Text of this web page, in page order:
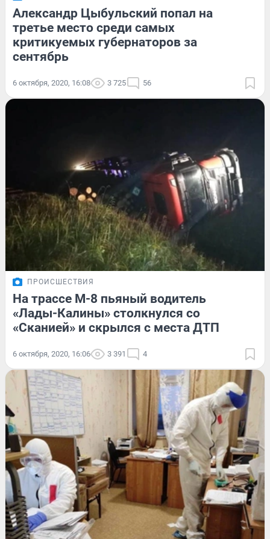
Александр Цыбульский попал на
третье место среди самых
критикуемых губернаторов за
сентябрь
6 октября, 2020, 16:08 3 725 56
ПРОИСШЕСТВИЯ
На трассе М-8 пьяный водитель
«Лады-Калины» столкнулся со
«Сканией» и скрылся с места ДТП
6 октября, 2020, 16:06 3 391 4